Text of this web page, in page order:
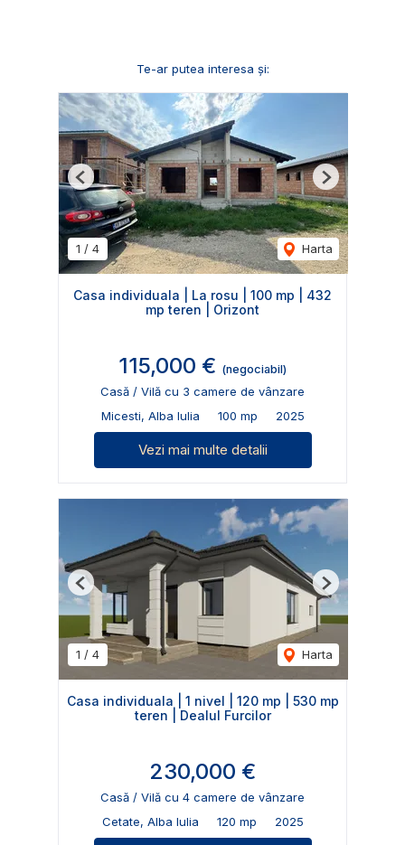
Te-ar putea interesa și:
1 / 4 Harta
Previous Next
Casa individuala | La rosu | 100 mp | 432
mp teren | Orizont
115,000 € (negociabil)
Casă / Vilă cu 3 camere de vânzare
Micesti, Alba Iulia
100 mp 2025
Vezi mai multe detalii
1 / 4 Harta
Previous Next
Casa individuala | 1 nivel | 120 mp | 530 mp
teren | Dealul Furcilor
230,000 €
Casă / Vilă cu 4 camere de vânzare
Cetate, Alba Iulia
120 mp 2025